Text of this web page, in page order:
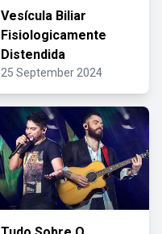
Vesícula Biliar
Fisiologicamente
Distendida
25 September 2024